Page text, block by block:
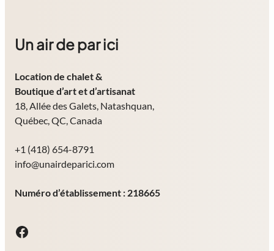
Un air de par ici
Location de chalet&
Boutique d’art et d’artisanat
18, Allée des Galets, Natashquan,
Québec, QC, Canada
+1 (418) 654-8791
info@unairdeparici.com
Numéro d’établissement : 218665
Facebook